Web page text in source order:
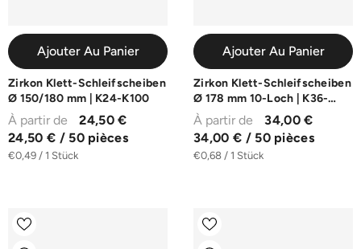
Ajouter Au Panier
Zirkon Klett-Schleifscheiben
Ø 150/180 mm | K24-K100
À partir de
24,50 €
24,50 € / 50 pièces
€0,49 / 1 Stück
Ajouter Au Panier
Zirkon Klett-Schleifscheiben
Ø 178 mm 10-Loch | K36-
K120
À partir de
34,00 €
34,00 € / 50 pièces
€0,68 / 1 Stück